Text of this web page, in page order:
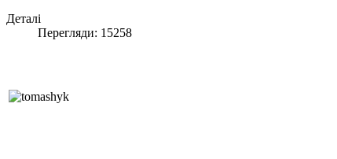
Деталі
Перегляди: 15258